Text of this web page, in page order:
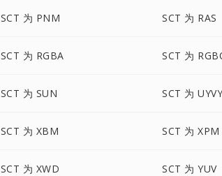
SCT 为 PNM SCT 为 RAS
SCT 为 RGBA SCT 为
SCT 为 SUN SCT 为 UYVY
SCT 为 XBM SCT 为 XPM
SCT 为 XWD SCT 为 YUV